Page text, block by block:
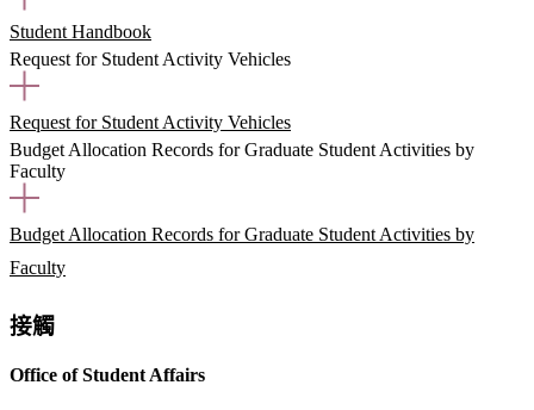
Student Handbook
Request for Student Activity Vehicles
Request for Student Activity Vehicles
Budget Allocation Records for Graduate Student Activities by
Faculty
Budget Allocation Records for Graduate Student Activities by
Faculty
接觸
Office of Student Affairs